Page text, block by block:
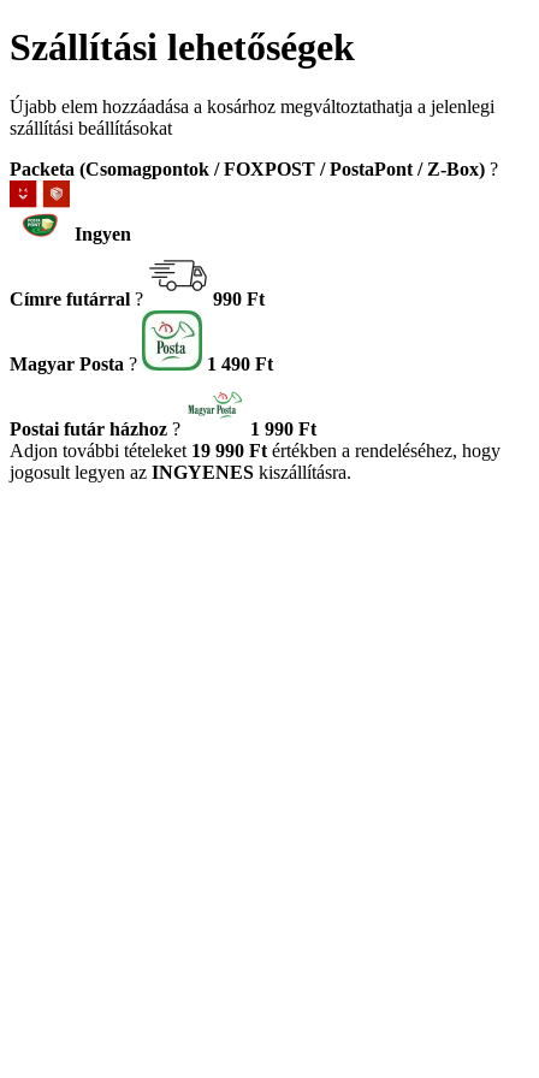
Szállítási lehetőségek
Újabb elem hozzáadása a kosárhoz megváltoztathatja a jelenlegi
szállítási beállításokat
Packeta (Csomagpontok / FOXPOST / PostaPont / Z-Box) ?
Ingyen
Címre futárral ? 990 Ft
Magyar Posta ? 1 490 Ft
Postai futár házhoz ?
1 990 Ft
Adjon további tételeket 19 990 Ft értékben a rendeléséhez, hogy
jogosult legyen az INGYENES kiszállításra.